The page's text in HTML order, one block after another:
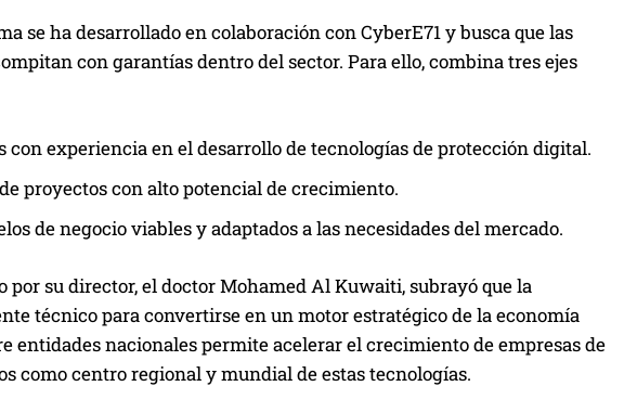
se ha desarrollado en colaboración con CyberE71 y busca que las
con garantías dentro del sector. Para ello, combina tres ejes
con experiencia en el desarrollo de tecnologías de protección digital.
proyectos con alto potencial de crecimiento.
de negocio viables y adaptados a las necesidades del mercado.
por su director, el doctor Mohamed Al Kuwaiti, subrayó que la
técnico para convertirse en un motor estratégico de la economía
entidades nacionales permite acelerar el crecimiento de empresas de
como centro regional y mundial de estas tecnologías.